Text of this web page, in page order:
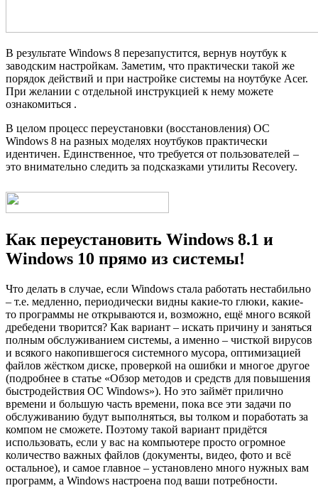
В результате Windows 8 перезапустится, вернув ноутбук к
заводским настройкам. Заметим, что практически такой же
порядок действий и при настройке системы на ноутбуке Acer.
При желании с отдельной инструкцией к нему можете
ознакомиться .
В целом процесс переустановки (восстановления) ОС
Windows 8 на разных моделях ноутбуков практически
идентичен. Единственное, что требуется от пользователей –
это внимательно следить за подсказками утилиты Recovery.
Как переустановить Windows 8.1 и
Windows 10 прямо из системы!
Что делать в случае, если Windows стала работать нестабильно
– т.е. медленно, периодически видны какие-то глюки, какие-
то программы не открываются и, возможно, ещё много всякой
дребедени творится? Как вариант – искать причину и заняться
полным обслуживанием системы, а именно – чисткой вирусов
и всякого накопившегося системного мусора, оптимизацией
файлов жёстком диске, проверкой на ошибки и многое другое
(подробнее в статье «Обзор методов и средств для повышения
быстродействия ОС Windows»). Но это займёт прилично
времени и большую часть времени, пока все эти задачи по
обслуживанию будут выполняться, вы толком и поработать за
компом не сможете. Поэтому такой вариант придётся
использовать, если у вас на компьютере просто огромное
количество важных файлов (документы, видео, фото и всё
остальное), и самое главное – установлено много нужных вам
программ, а Windows настроена под ваши потребности.